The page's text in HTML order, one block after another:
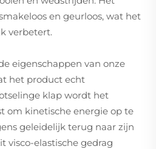
en geurloos, wat het
verbetert.
eigenschappen van onze
het product echt
klap wordt het
om kinetische energie op te
geleidelijk terug naar zijn
visco-elastische gedrag